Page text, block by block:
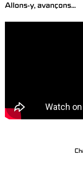
Allons-y, avançons…